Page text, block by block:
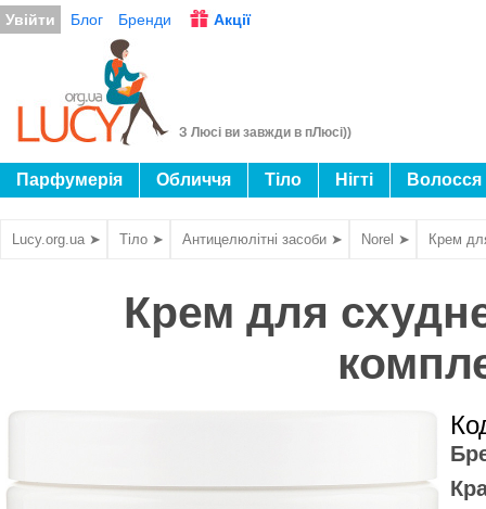
Увійти Блог Бренди Акції
З Люсі ви завжди в пЛюсі))
Парфумерія Обличчя Тіло Нігті Волосся
Lucy.org.ua ➤ Тіло ➤ Антицелюлітні засоби ➤ Norel ➤ Крем
Крем для